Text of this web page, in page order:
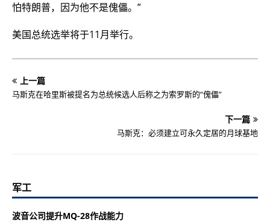
怕特朗普，因为他不是傀儡。”
美国总统选举将于11月举行。
上一篇
马斯克在哈里斯被提名为总统候选人后称之为索罗斯的“傀儡”
下一篇
马斯克：必须建立可永久定居的月球基地
军工
波音公司提升MQ-28作战能力